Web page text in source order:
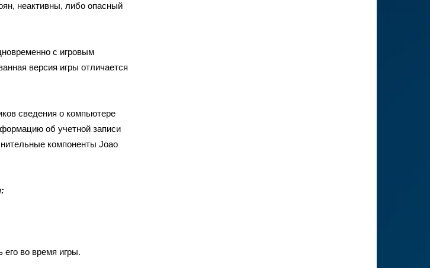
неактивны, либо опасный
с игровым
версия игры отличается
сведения о компьютере
об учетной записи
компоненты Joao
его во время игры.